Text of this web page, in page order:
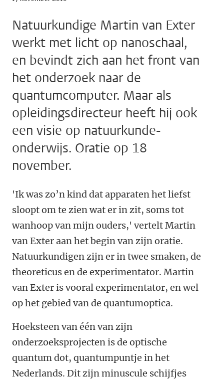
Natuurkundige Martin van Exter
werkt met licht op nanoschaal,
en bevindt zich aan het front van
het onderzoek naar de
quantumcomputer. Maar als
opleidingsdirecteur heeft hij ook
een visie op natuurkunde-
onderwijs. Oratie op 18
november.
'Ik was zo’n kind dat apparaten het liefst
sloopt om te zien wat er in zit, soms tot
wanhoop van mijn ouders,' vertelt Martin
van Exter aan het begin van zijn oratie.
Natuurkundigen zijn er in twee smaken, de
theoreticus en de experimentator. Martin
van Exter is vooral experimentator, en wel
op het gebied van de quantumoptica.
Hoeksteen van één van zijn
onderzoeksprojecten is de optische
quantum dot, quantumpuntje in het
Nederlands. Dit zijn minuscule schijfjes